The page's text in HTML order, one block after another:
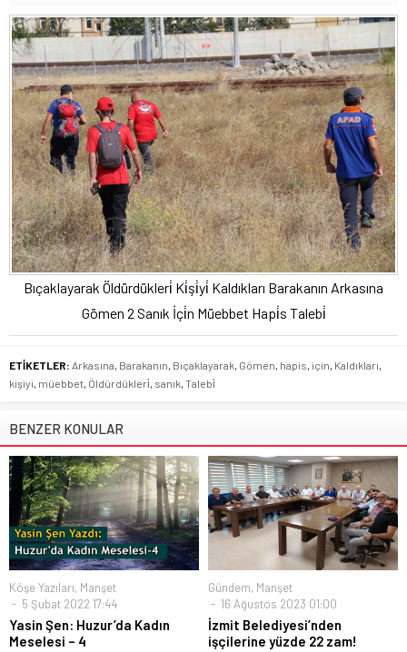
Bıçaklayarak Öldürdükleri̇ Ki̇şi̇yi̇ Kaldıkları Barakanın Arkasına
Gömen 2 Sanık İçi̇n Müebbet Hapi̇s Talebi̇
ETİKETLER: Arkasına, Barakanın, Bıçaklayarak, Gömen, hapis, için, Kaldıkları,
kişiyi, müebbet, Öldürdükleri̇, sanık, Talebi̇
BENZER KONULAR
Köşe Yazıları, Manşet
5 Şubat 2022 17:44
Yasin Şen: Huzur’da Kadın
Meselesi – 4
Gündem, Manşet
16 Ağustos 2023 01:00
İzmit Belediyesi’nden
işçilerine yüzde 22 zam!